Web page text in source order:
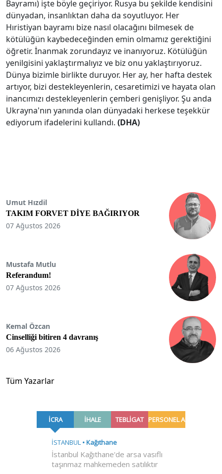
Bayramı) işte böyle geçiriyor. Rusya bu şekilde kendisini
dünyadan, insanlıktan daha da soyutluyor. Her
Hıristiyan bayramı bize nasıl olacağını bilmesek de
kötülüğün kaybedeceğinden emin olmamız gerektiğini
öğretir. İnanmak zorundayız ve inanıyoruz. Kötülüğün
yenilgisini yaklaştırmalıyız ve biz onu yaklaştırıyoruz.
Dünya bizimle birlikte duruyor. Her ay, her hafta destek
artıyor, bizi destekleyenlerin, cesaretimizi ve hayata olan
inancımızı destekleyenlerin çemberi genişliyor. Şu anda
Ukrayna'nın yanında olan dünyadaki herkese teşekkür
ediyorum ifadelerini kullandı. (DHA)
Umut Hızdil
TAKIM FORVET DİYE BAĞIRIYOR
07 Ağustos 2026
Mustafa Mutlu
Referandum!
07 Ağustos 2026
Kemal Özcan
Cinselliği bitiren 4 davranış
06 Ağustos 2026
Tüm Yazarlar